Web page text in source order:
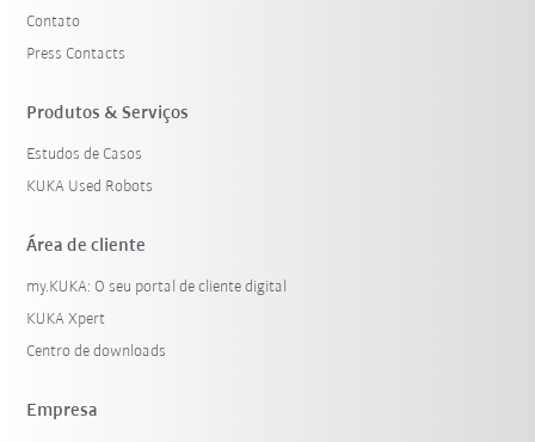
Contato
Press Contacts
Produtos & Serviços
Estudos de Casos
KUKA Used Robots
Área de cliente
my.KUKA: O seu portal de cliente digital
KUKA Xpert
Centro de downloads
Empresa